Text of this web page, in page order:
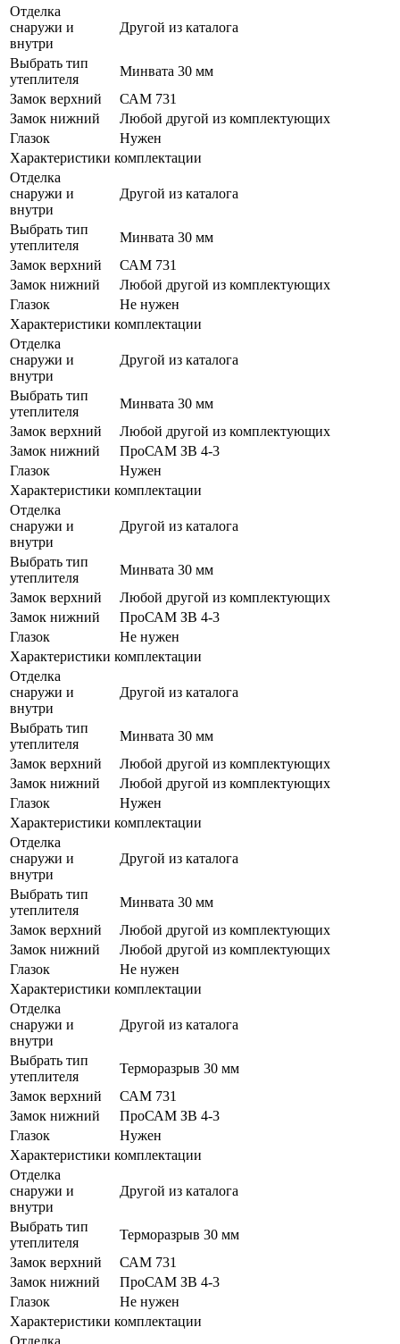
Отделка
снаружи и
внутри
Другой из каталога
Выбрать тип
утеплителя
Минвата 30 мм
Замок верхний
САМ 731
Замок нижний
Любой другой из комплектующих
Глазок
Нужен
Характеристики комплектации
Отделка
снаружи и
внутри
Другой из каталога
Выбрать тип
утеплителя
Минвата 30 мм
Замок верхний
САМ 731
Замок нижний
Любой другой из комплектующих
Глазок
Не нужен
Характеристики комплектации
Отделка
снаружи и
внутри
Другой из каталога
Выбрать тип
утеплителя
Минвата 30 мм
Замок верхний
Любой другой из комплектующих
Замок нижний
ПроСАМ ЗВ 4-3
Глазок
Нужен
Характеристики комплектации
Отделка
снаружи и
внутри
Другой из каталога
Выбрать тип
утеплителя
Минвата 30 мм
Замок верхний
Любой другой из комплектующих
Замок нижний
ПроСАМ ЗВ 4-3
Глазок
Не нужен
Характеристики комплектации
Отделка
снаружи и
внутри
Другой из каталога
Выбрать тип
утеплителя
Минвата 30 мм
Замок верхний
Любой другой из комплектующих
Замок нижний
Любой другой из комплектующих
Глазок
Нужен
Характеристики комплектации
Отделка
снаружи и
внутри
Другой из каталога
Выбрать тип
утеплителя
Минвата 30 мм
Замок верхний
Любой другой из комплектующих
Замок нижний
Любой другой из комплектующих
Глазок
Не нужен
Характеристики комплектации
Отделка
снаружи и
внутри
Другой из каталога
Выбрать тип
утеплителя
Терморазрыв 30 мм
Замок верхний
САМ 731
Замок нижний
ПроСАМ ЗВ 4-3
Глазок
Нужен
Характеристики комплектации
Отделка
снаружи и
внутри
Другой из каталога
Выбрать тип
утеплителя
Терморазрыв 30 мм
Замок верхний
САМ 731
Замок нижний
ПроСАМ ЗВ 4-3
Глазок
Не нужен
Характеристики комплектации
Отделка